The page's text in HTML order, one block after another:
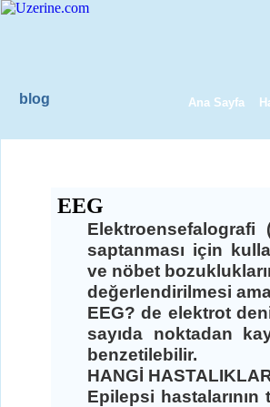
blog Ana Sayfa
EEG
Elektroensefalografi
saptanması için
ve nöbet
değerlendirilmesi
EEG? de elektrot
sayıda noktadan
benzetilebilir.
HANGİ
Epilepsi